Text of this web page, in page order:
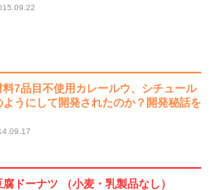
料7品目不使用カレールウ、シチュール
ようにして開発されたのか？開発秘話を
ドーナツ （小麦・乳製品なし）